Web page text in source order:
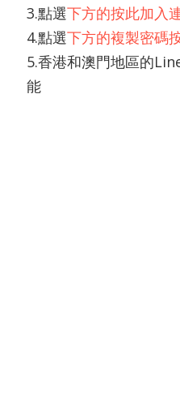
3.點選下方的按此加入
4.點選下方的複製密碼
5.香港和澳門地區的
能